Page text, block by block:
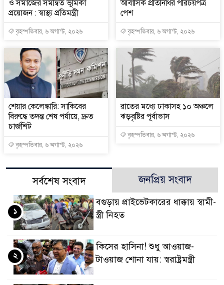
ও সমাজের সমন্বিত ভূমিকা
প্রয়োজন : স্বাস্থ্য প্রতিমন্ত্রী
বৃহস্পতিবার, ৬ অগাস্ট, ২০২৬
আবাসিক প্রতিনিধির পরিচয়পত্র
পেশ
বৃহস্পতিবার, ৬ অগাস্ট, ২০২৬
শেয়ার কেলেঙ্কারি: সাকিবের
বিরুদ্ধে তদন্ত শেষ পর্যায়ে, দ্রুত
চার্জশিট
বৃহস্পতিবার, ৬ অগাস্ট, ২০২৬
রাতের মধ্যে ঢাকাসহ ১০ অঞ্চলে
ঝড়বৃষ্টির পূর্বাভাস
বৃহস্পতিবার, ৬ অগাস্ট, ২০২৬
সর্বশেষ সংবাদ জনপ্রিয় সংবাদ
বগুড়ায় প্রাইভেটকারের ধাক্কায় স্বামী-
স্ত্রী নিহত
১
কিসের হাসিনা! শুধু আওয়াজ-
টাওয়াজ শোনা যায়: স্বরাষ্ট্রমন্ত্রী
২